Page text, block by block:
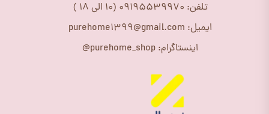
تلفن: 09195539970 (10 الی 18 )
ایمیل: purehome1399@gmail.com
اینستاگرام: purehome_shop@